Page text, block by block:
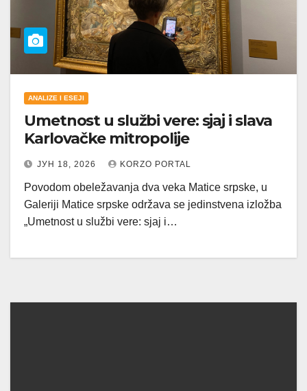
ANALIZE I ESEJI
Umetnost u službi vere: sjaj i slava
Karlovačke mitropolije
ЈУН 18, 2026 KORZO PORTAL
Povodom obeležavanja dva veka Matice srpske, u
Galeriji Matice srpske održava se jedinstvena izložba
„Umetnost u službi vere: sjaj i…